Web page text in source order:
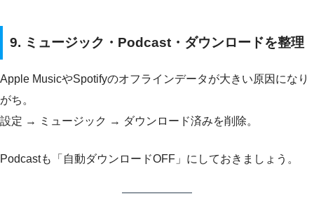
9. ミュージック・Podcast・ダウンロードを整理
Apple MusicやSpotifyのオフラインデータが大きい原因になり
がち。
設定 → ミュージック → ダウンロード済みを削除。
Podcastも「自動ダウンロードOFF」にしておきましょう。